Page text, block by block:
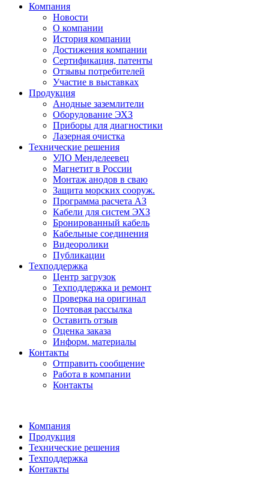
Компания
Новости
О компании
История компании
Достижения компании
Сертификация, патенты
Отзывы потребителей
Участие в выставках
Продукция
Анодные заземлители
Оборудование ЭХЗ
Приборы для диагностики
Лазерная очистка
Технические решения
УЛО Менделеевец
Магнетит в России
Монтаж анодов в сваю
Защита морских сооруж.
Программа расчета АЗ
Кабели для систем ЭХЗ
Бронированный кабель
Кабельные соединения
Видеоролики
Публикации
Техподдержка
Центр загрузок
Техподдержка и ремонт
Проверка на оригинал
Почтовая рассылка
Оставить отзыв
Оценка заказа
Информ. материалы
Контакты
Отправить сообщение
Работа в компании
Контакты
Компания
Продукция
Технические решения
Техподдержка
Контакты